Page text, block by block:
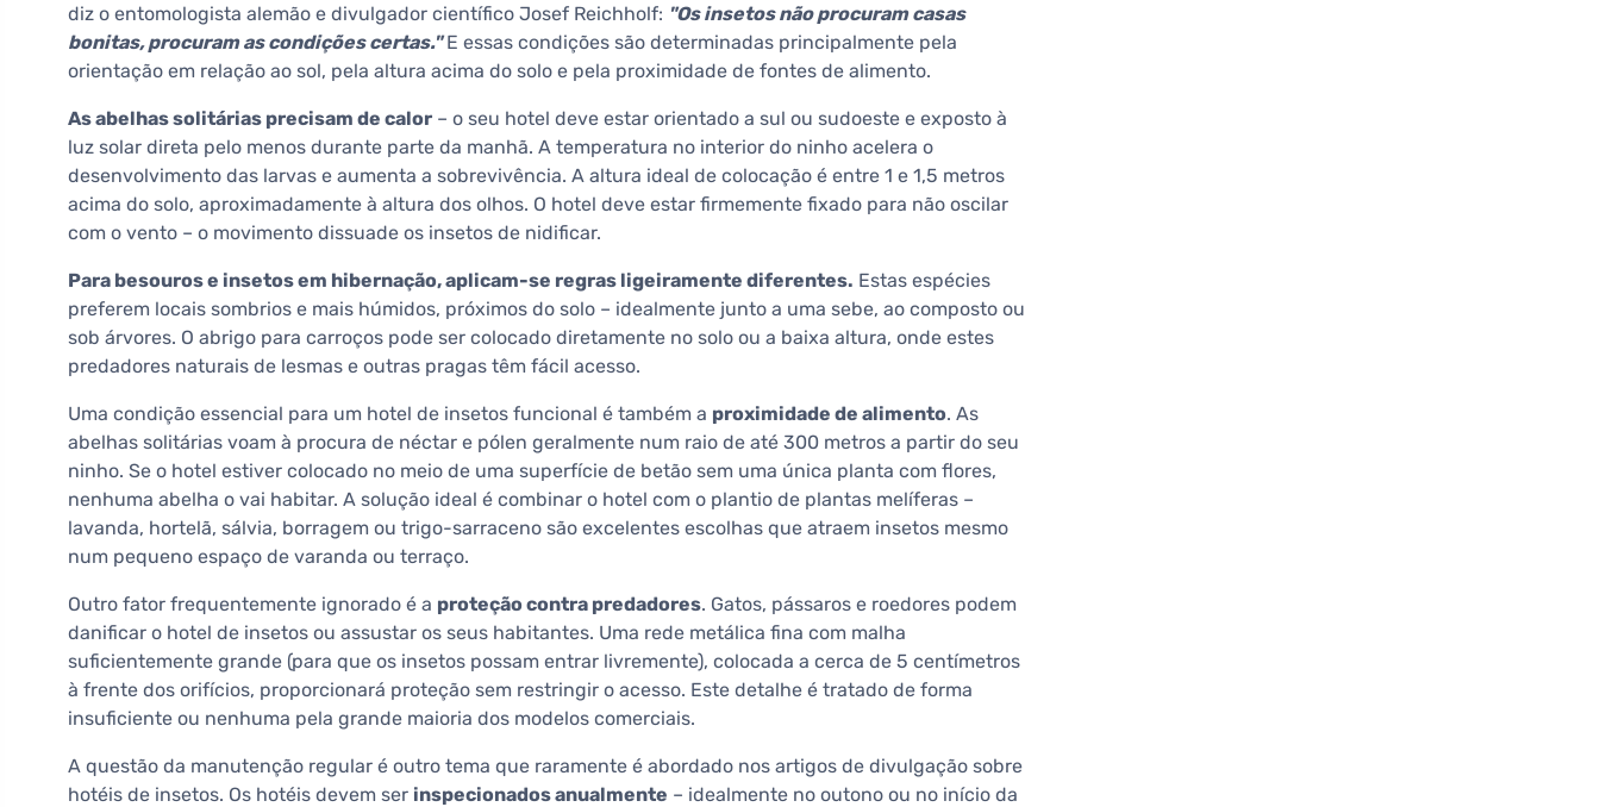
diz o entomologista alemão e divulgador científico Josef Reichholf: "Os insetos não procuram casas
bonitas, procuram as condições certas."E essas condições são determinadas principalmente pela
orientação em relação ao sol, pela altura acima do solo e pela proximidade de fontes de alimento.
As abelhas solitárias precisam de calor – o seu hotel deve estar orientado a sul ou sudoeste e exposto à
luz solar direta pelo menos durante parte da manhã. A temperatura no interior do ninho acelera o
desenvolvimento das larvas e aumenta a sobrevivência. A altura ideal de colocação é entre 1 e 1,5 metros
acima do solo, aproximadamente à altura dos olhos. O hotel deve estar firmemente fixado para não oscilar
com o vento – o movimento dissuade os insetos de nidificar.
Para besouros e insetos em hibernação, aplicam-se regras ligeiramente diferentes. Estas espécies
preferem locais sombrios e mais húmidos, próximos do solo – idealmente junto a uma sebe, ao composto ou
sob árvores. O abrigo para carroços pode ser colocado diretamente no solo ou a baixa altura, onde estes
predadores naturais de lesmas e outras pragas têm fácil acesso.
Uma condição essencial para um hotel de insetos funcional é também a proximidade de alimento. As
abelhas solitárias voam à procura de néctar e pólen geralmente num raio de até 300 metros a partir do seu
ninho. Se o hotel estiver colocado no meio de uma superfície de betão sem uma única planta com flores,
nenhuma abelha o vai habitar. A solução ideal é combinar o hotel com o plantio de plantas melíferas –
lavanda, hortelã, sálvia, borragem ou trigo-sarraceno são excelentes escolhas que atraem insetos mesmo
num pequeno espaço de varanda ou terraço.
Outro fator frequentemente ignorado é a proteção contra predadores. Gatos, pássaros e roedores podem
danificar o hotel de insetos ou assustar os seus habitantes. Uma rede metálica fina com malha
suficientemente grande (para que os insetos possam entrar livremente), colocada a cerca de 5 centímetros
à frente dos orifícios, proporcionará proteção sem restringir o acesso. Este detalhe é tratado de forma
insuficiente ou nenhuma pela grande maioria dos modelos comerciais.
A questão da manutenção regular é outro tema que raramente é abordado nos artigos de divulgação sobre
hotéis de insetos. Os hotéis devem ser inspecionados anualmente – idealmente no outono ou no início da